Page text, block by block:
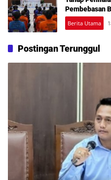
Pembebasan
Berita Utama
Postingan Terunggul